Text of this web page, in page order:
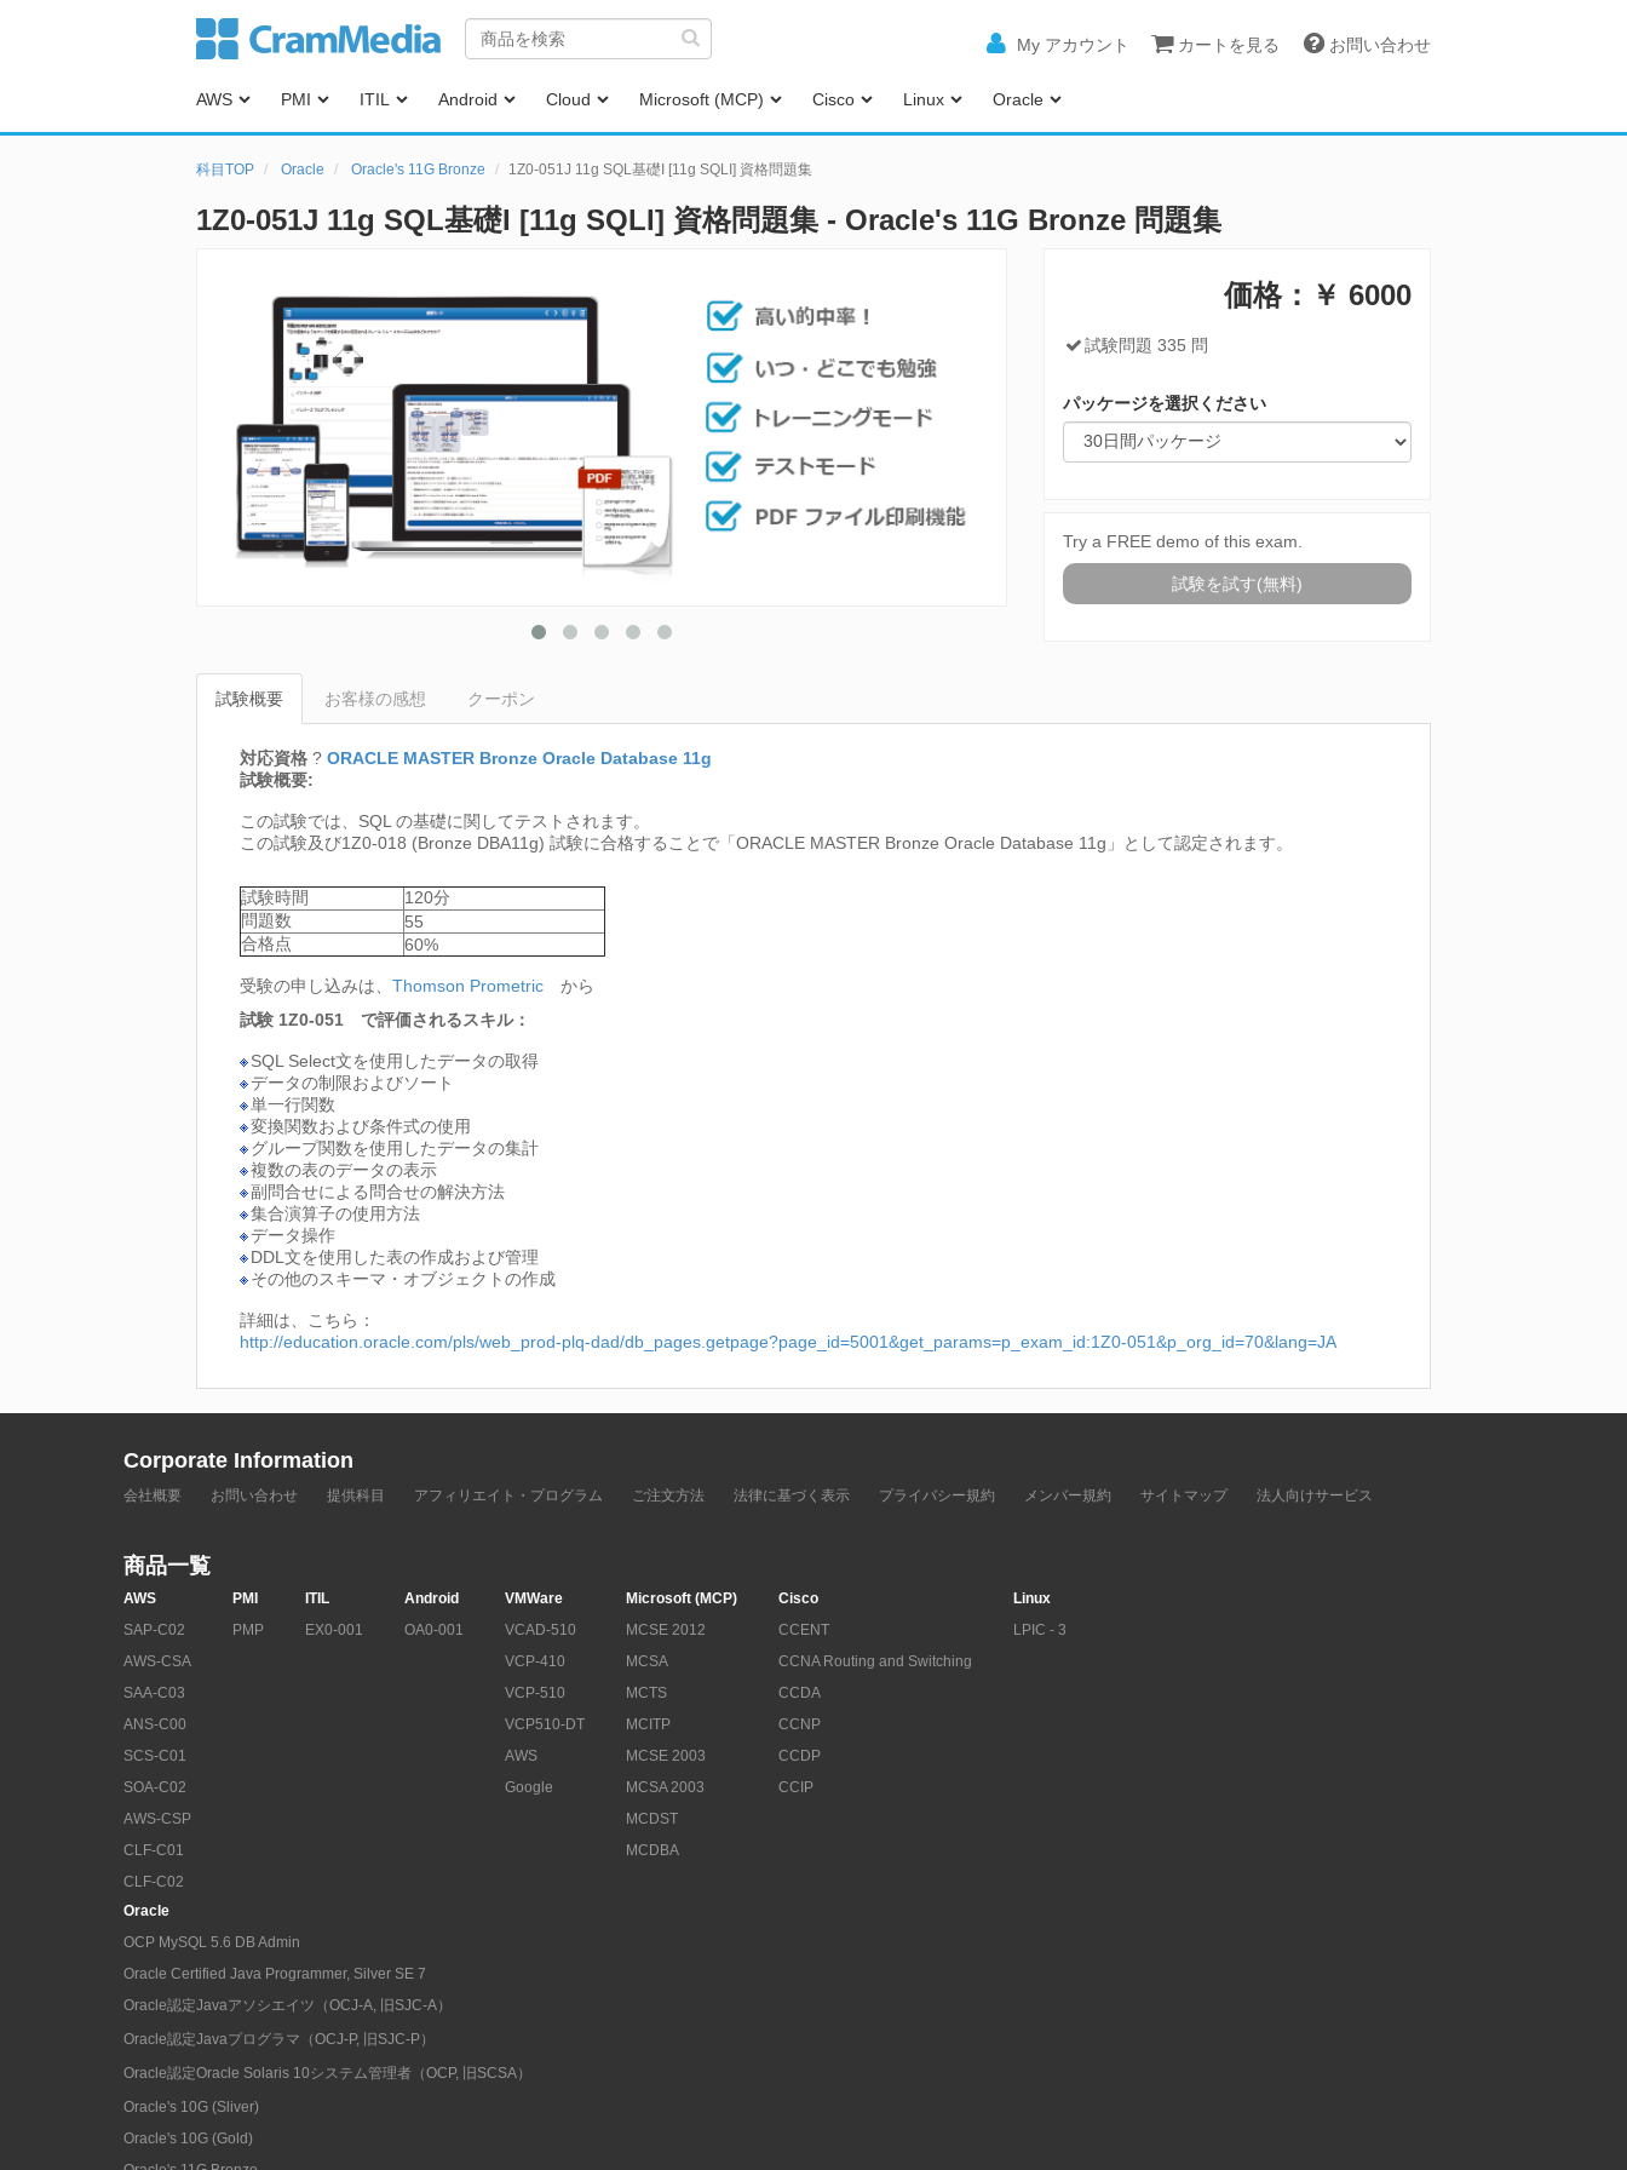
My アカウント カートを見る お問い合わせ
AWS PMI ITIL Android Cloud Microsoft (MCP) Cisco Linux Oracle
科目TOP Oracle Oracle's 11G Bronze 1Z0-051J 11g SQL基礎I [11g SQLI] 資格問題集
1Z0-051J 11g SQL基礎I [11g SQLI] 資格問題集 - Oracle's 11G Bronze 問題集
価格：￥ 6000
試験問題 335 問
パッケージを選択ください
Try a FREE demo of this exam.
試験を試す(無料)
試験概要 お客様の感想 クーポン
対応資格 ? ORACLE MASTER Bronze Oracle Database 11g
試験概要:
この試験では、SQL の基礎に関してテストされます。
この試験及び1Z0-018 (Bronze DBA11g) 試験に合格することで「ORACLE MASTER Bronze Oracle Database 11g」として認定されます。
試験時間
120分
問題数
55
合格点
60%
受験の申し込みは、 Thomson Prometric から
試験 1Z0-051 で評価されるスキル：
SQL Select文を使用したデータの取得
データの制限およびソート
単一行関数
変換関数および条件式の使用
グループ関数を使用したデータの集計
複数の表のデータの表示
副問合せによる問合せの解決方法
集合演算子の使用方法
データ操作
DDL文を使用した表の作成および管理
その他のスキーマ・オブジェクトの作成
詳細は、こちら：
http://education.oracle.com/pls/web_prod-plq-dad/db_pages.getpage?page_id=5001&get_params=p_exam_id:1Z0-051&p_org_id=70&lang=JA
Corporate Information
会社概要 お問い合わせ 提供科目 アフィリエイト・プログラム ご注文方法 法律に基づく表示 プライバシー規約 メンバー規約 サイトマップ 法人向けサービス
商品一覧
AWS
SAP-C02
AWS-CSA
SAA-C03
ANS-C00
SCS-C01
SOA-C02
AWS-CSP
CLF-C01
CLF-C02
PMI
PMP
ITIL
EX0-001
Android
OA0-001
VMWare
VCAD-510
VCP-410
VCP-510
VCP510-DT
AWS
Google
Microsoft (MCP)
MCSE 2012
MCSA
MCTS
MCITP
MCSE 2003
MCSA 2003
MCDST
MCDBA
Cisco
CCENT
CCNA Routing and Switching
CCDA
CCNP
CCDP
CCIP
Linux
LPIC - 3
Oracle
OCP MySQL 5.6 DB Admin
Oracle Certified Java Programmer, Silver SE 7
Oracle認定Javaアソシエイツ（OCJ-A, 旧SJC-A）
Oracle認定Javaプログラマ（OCJ-P, 旧SJC-P）
Oracle認定Oracle Solaris 10システム管理者（OCP, 旧SCSA）
Oracle's 10G (Sliver)
Oracle's 10G (Gold)